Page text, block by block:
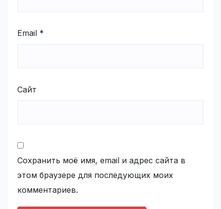
Email *
Сайт
Сохранить моё имя, email и адрес сайта в
этом браузере для последующих моих
комментариев.